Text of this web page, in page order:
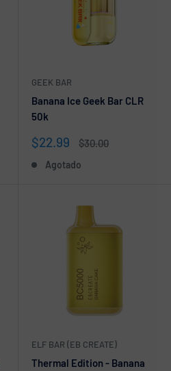
GEEK BAR
Banana Ice Geek Bar CLR
50k
Precio
venta
$22.99
Precio
$30.00
Agotado
ELF BAR (EB CREATE)
Thermal Edition - Banana